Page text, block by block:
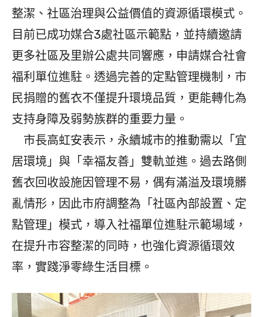
整潔、社區治理與公益價值的資源循環模式。
目前已成功媒合3處社區示範點，並持續邀請
更多社區及里辦公處共同響應，申請媒合社會
福利單位進駐。透過完善的定點管理機制，市
民捐贈的舊衣不僅提升環境品質，更能轉化為
支持身障及弱勢族群的重要力量。
市長高虹安表示，永續城市的推動需以「宜
居環境」與「幸福友善」雙軌並進。過去路側
舊衣回收設施因管理不易，偶有滿溢及環境髒
亂情形，因此市府調整為「社區內部設置、定
點管理」模式，導入社福單位進駐示範場域，
在提升市容整潔的同時，也強化資源循環效
率，實踐淨零綠生活目標。